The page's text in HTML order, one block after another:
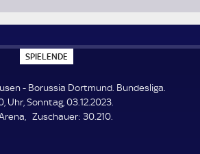
SPIELENDE
P
E
L
E
N
- Borussia Dortmund. Bundesliga.
Uhr, Sonntag, 03.12.2023.
Zuschauer: Z
30.210.